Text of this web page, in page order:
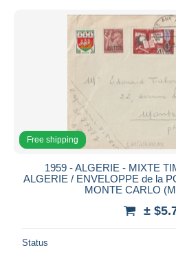
Free shipping
1959 - ALGERIE - MIXTE
ALGERIE / ENVELOPPE de la
MONTE CARLO
±
Status